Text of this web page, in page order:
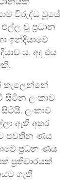
විරුද්ධ වූයේ
වූ ප්‍රධාන
ඉන්දියාවේ
ය. අද එය
තැලෙන්නේ
සිටින ලංකාව
ලංකාව
ඇති අතර
පවතින ණය
ප්‍රධන ණය
ප්‍රතිචාරයක්
ගැති